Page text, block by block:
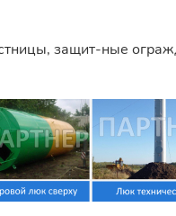
защит-ные